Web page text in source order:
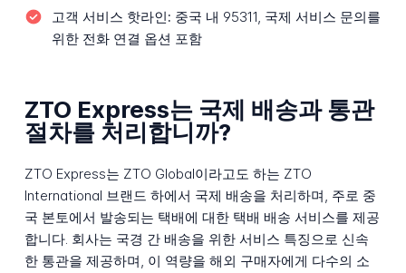
고객 서비스 핫라인: 중국 내 95311, 국제 서비스 문의를
위한 전화 연결 옵션 포함
ZTO Express는 국제 배송과 통관
절차를 처리합니까?
ZTO Express는 ZTO Global이라고도 하는 ZTO
International 브랜드 하에서 국제 배송을 처리하며, 주로 중
국 본토에서 발송되는 택배에 대한 택배 배송 서비스를 제공
합니다. 회사는 국경 간 배송을 위한 서비스 특징으로 신속
한 통관을 제공하며, 이 역량을 해외 구매자에게 다수의 소